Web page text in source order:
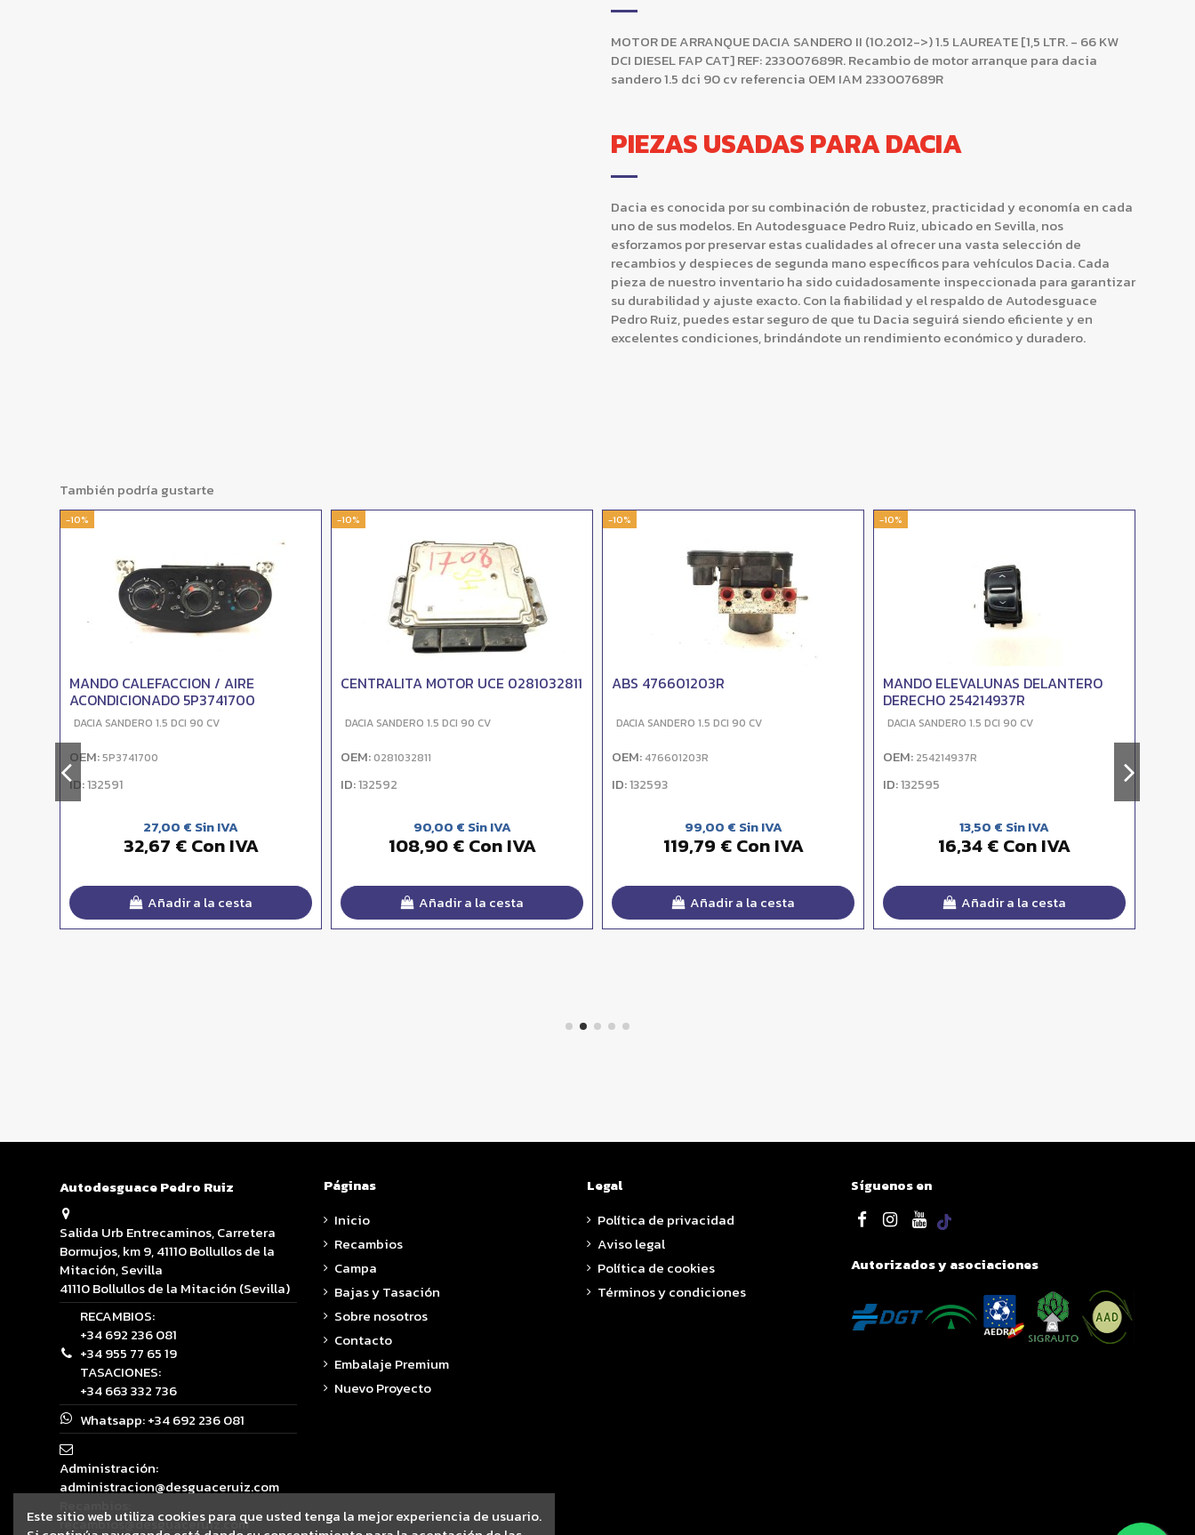
MOTOR DE ARRANQUE DACIA SANDERO II (10.2012->) 1.5 LAUREATE [1,5 LTR. - 66 KW
DCI DIESEL FAP CAT] REF: 233007689R. Recambio de motor arranque para dacia
sandero 1.5 dci 90 cv referencia OEM IAM 233007689R
PIEZAS USADAS PARA DACIA
Dacia es conocida por su combinación de robustez, practicidad y economía en cada
uno de sus modelos. En Autodesguace Pedro Ruiz, ubicado en Sevilla, nos
esforzamos por preservar estas cualidades al ofrecer una vasta selección de
recambios y despieces de segunda mano específicos para vehículos Dacia. Cada
pieza de nuestro inventario ha sido cuidadosamente inspeccionada para garantizar
su durabilidad y ajuste exacto. Con la fiabilidad y el respaldo de Autodesguace
Pedro Ruiz, puedes estar seguro de que tu Dacia seguirá siendo eficiente y en
excelentes condiciones, brindándote un rendimiento económico y duradero.
También podría gustarte
-10%
MANDO CALEFACCION / AIRE
ACONDICIONADO 5P3741700
DACIA SANDERO 1.5 DCI 90 CV
OEM:5P3741700
ID:132591
27,00 € Sin IVA
32,67 € Con IVA
Añadir a la cesta
-10%
CENTRALITA MOTOR UCE 0281032811
DACIA SANDERO 1.5 DCI 90 CV
OEM:0281032811
ID:132592
90,00 € Sin IVA
108,90 € Con IVA
Añadir a la cesta
-10%
ABS 476601203R
DACIA SANDERO 1.5 DCI 90 CV
OEM:476601203R
ID:132593
99,00 € Sin IVA
119,79 € Con IVA
Añadir a la cesta
-10%
MANDO ELEVALUNAS DELANTERO
DERECHO 254214937R
DACIA SANDERO 1.5 DCI 90 CV
OEM: 254214937R
ID:132595
13,50 € Sin IVA
16,34 € Con IVA
Añadir a la cesta
Autodesguace Pedro Ruiz
Salida Urb Entrecaminos, Carretera
Bormujos, km 9, 41110 Bollullos de la
Mitación, Sevilla
41110 Bollullos de la Mitación (Sevilla)
RECAMBIOS:
+34 692 236 081
+34 955 77 65 19
TASACIONES:
+34 663 332 736
Whatsapp:+34 692 236 081
Administración:
administracion@desguaceruiz.com
recambios@desguaceruiz.com
Páginas
Inicio
Recambios
Campa
Bajas y Tasación
Sobre nosotros
Contacto
Embalaje Premium
Nuevo Proyecto
Legal
Política de privacidad
Aviso legal
Política de cookies
Términos y condiciones
Síguenos en
Autorizados y asociaciones
Este sitio web utiliza cookies para que usted tenga la mejor experiencia de usuario.